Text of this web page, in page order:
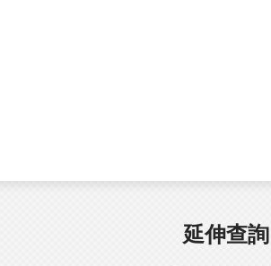
延伸查詢